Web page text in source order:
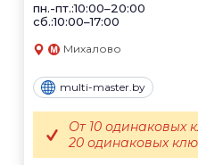
пн.-пт.:10:00–20:00
сб.:10:00–17:00
Михалово
multi-master.by
От 10 одинаковых
20 одинаковых